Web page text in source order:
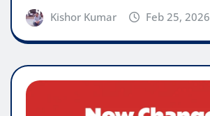
Kishor Kumar Feb 25, 2026